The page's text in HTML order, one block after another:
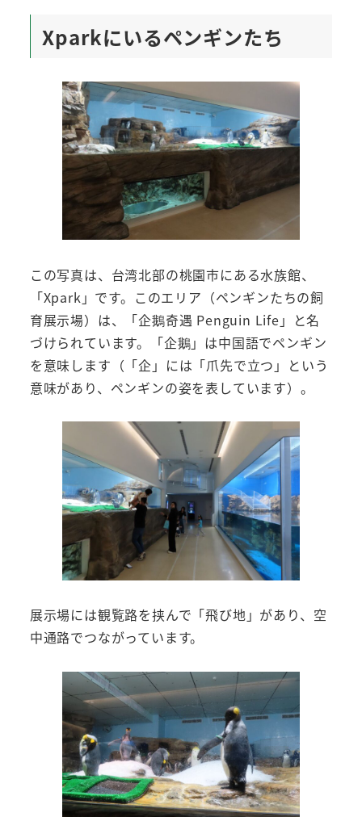
Xparkにいるペンギンたち
この写真は、台湾北部の桃園市にある水族館、
「Xpark」です。このエリア（ペンギンたちの飼
育展示場）は、「企鵝奇遇 Penguin Life」と名
づけられています。「企鵝」は中国語でペンギン
を意味します（「企」には「爪先で立つ」という
意味があり、ペンギンの姿を表しています）。
展示場には観覧路を挟んで「飛び地」があり、空
中通路でつながっています。